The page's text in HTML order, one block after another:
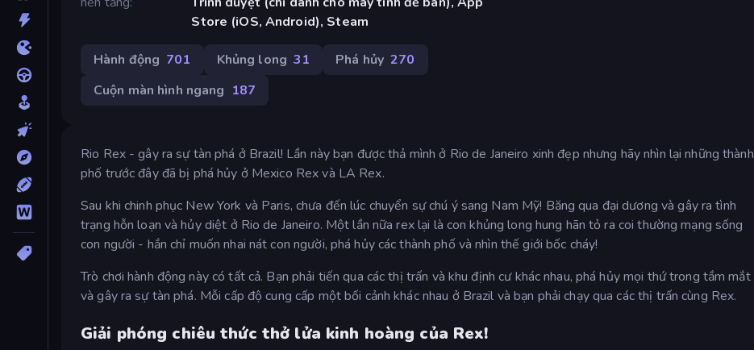
Store (iOS, Android), Steam
Hành động 701 Khủng long 31 Phá hủy 270
Cuộn màn hình ngang 187
Rio Rex - gây ra sự tàn phá ở Brazil! Lần này bạn được thả mình ở Rio de Janeiro xinh đẹp nhưng hãy nhìn lại những thành
phố trước đây đã bị phá hủy ở Mexico Rex và LA Rex.
Sau khi chinh phục New York và Paris, chưa đến lúc chuyển sự chú ý sang Nam Mỹ! Băng qua đại dương và gây ra tình
trạng hỗn loạn và hủy diệt ở Rio de Janeiro. Một lần nữa rex lại là con khủng long hung hãn tỏ ra coi thường mạng sống
con người - hắn chỉ muốn nhai nát con người, phá hủy các thành phố và nhìn thế giới bốc cháy!
Trò chơi hành động này có tất cả. Bạn phải tiến qua các thị trấn và khu định cư khác nhau, phá hủy mọi thứ trong tầm mắt
và gây ra sự tàn phá. Mỗi cấp độ cung cấp một bối cảnh khác nhau ở Brazil và bạn phải chạy qua các thị trấn cùng Rex.
Giải phóng chiêu thức thở lửa kinh hoàng của Rex!